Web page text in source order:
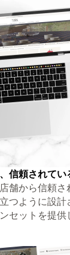
信頼されてい
舗から信頼
つように設
セットを提供